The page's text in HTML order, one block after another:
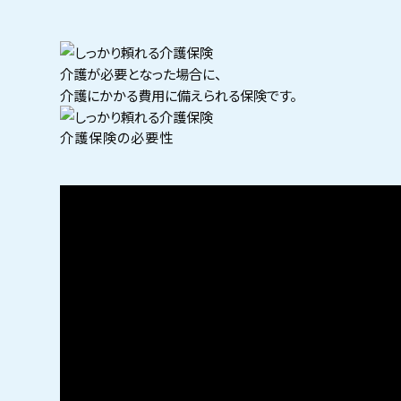
介護が必要となった場合に、
介護にかかる費用に備えられる保険です。
介護保険の必要性